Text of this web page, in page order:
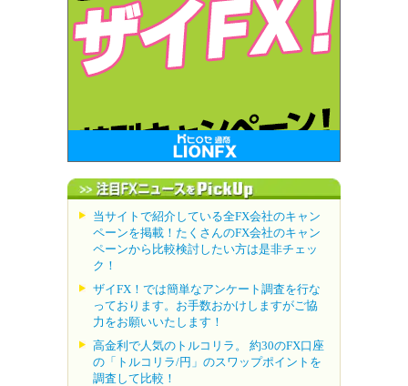
当サイトで紹介している全FX会社のキャン
ペーンを掲載！たくさんのFX会社のキャン
ペーンから比較検討したい方は是非チェッ
ク！
ザイFX！では簡単なアンケート調査を行な
っております。お手数おかけしますがご協
力をお願いいたします！
高金利で人気のトルコリラ。 約30のFX口座
の「トルコリラ/円」のスワップポイントを
調査して比較！